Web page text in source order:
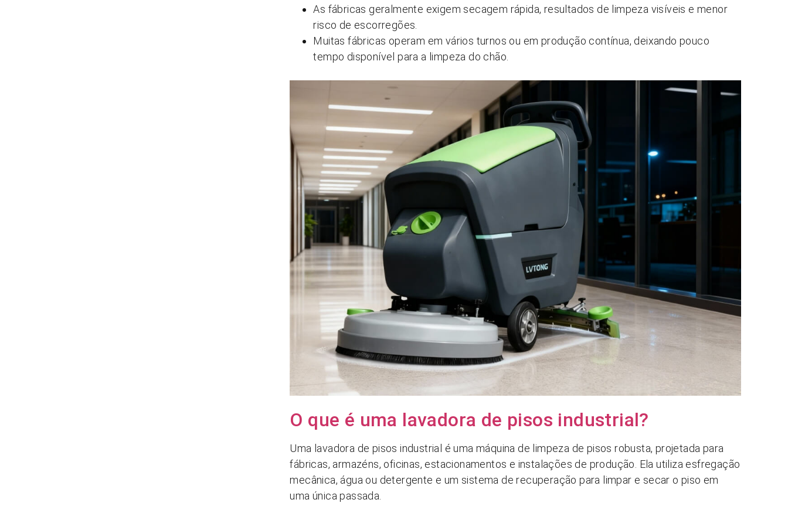
As fábricas geralmente exigem secagem rápida, resultados de limpeza visíveis e menor
risco de escorregões.
Muitas fábricas operam em vários turnos ou em produção contínua, deixando pouco
tempo disponível para a limpeza do chão.
O que é uma lavadora de pisos industrial?
Uma lavadora de pisos industrial é uma máquina de limpeza de pisos robusta, projetada para
fábricas, armazéns, oficinas, estacionamentos e instalações de produção. Ela utiliza esfregação
mecânica, água ou detergente e um sistema de recuperação para limpar e secar o piso em
uma única passada.